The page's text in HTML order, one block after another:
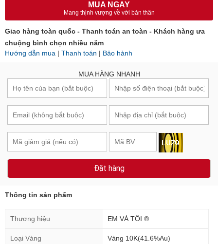
MUA NGAY
Mang thịnh vượng về với bản thân
Giao hàng toàn quốc - Thanh toán an toàn - Khách hàng ưa
chuộng bình chọn nhiều năm
Hướng dẫn mua | Thanh toán | Bảo hành
MUA HÀNG NHANH
Đặt hàng
Thông tin sản phẩm
Thương hiệu EM VÀ TÔI ®
Loại Vàng Vàng 10K(41.6%Au)